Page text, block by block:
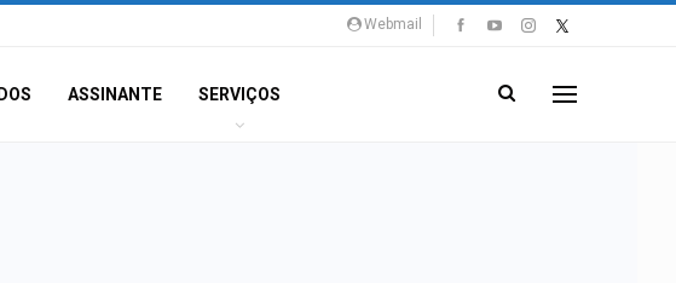
Webmail
ASSINANTE SERVIÇOS